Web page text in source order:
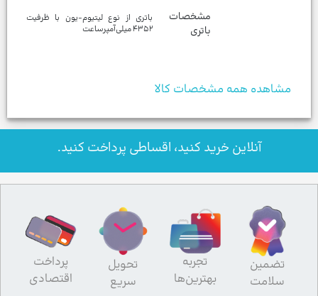
مشخصات
باتری
باتری از نوع لیتیوم-یون با ظرفیت
مشاهده همه مشخصات کالا
آنلاین خرید کنید، اقساطی پرداخت کنید.
تضمین
سلامت
تجربه
بهترین‌ها
تحویل
سریع
پرداخت
اقتصادی